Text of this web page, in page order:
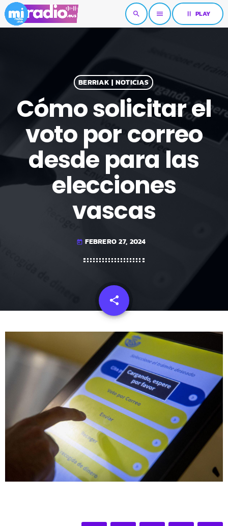
search menu pause PLAY
BERRIAK | NOTICIAS
Cómo solicitar el
voto por correo
desde para las
elecciones
vascas
today FEBRERO 27, 2024
share
email